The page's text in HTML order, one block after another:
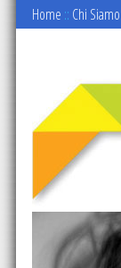
Home :: Chi Siamo